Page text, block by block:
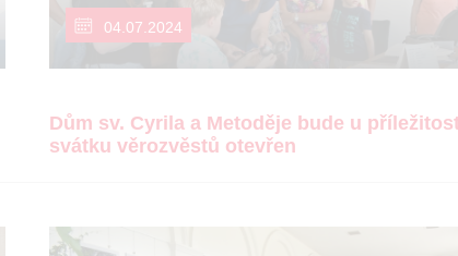
04.07.2024
Dům sv. Cyrila a Metoděje bude u
svátku věrozvěstů otevřen